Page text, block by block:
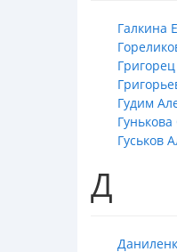
Галкина
Гудим
Гуськов
Д